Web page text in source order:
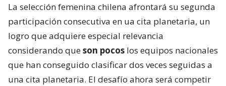
La selección femenina chilena afrontará su segunda
participación consecutiva en ua cita planetaria, un
logro que adquiere especial relevancia
considerando queson pocos los equipos nacionales
que han conseguido clasificar dos veces seguidas a
una cita planetaria. El desafío ahora será competir